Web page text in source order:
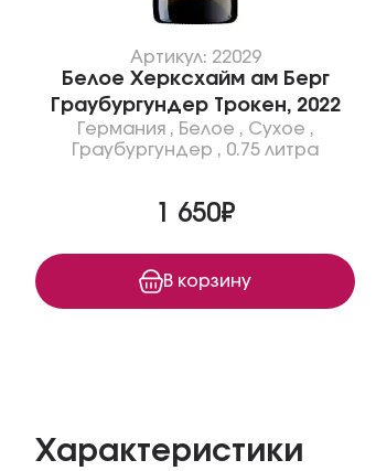
Артикул: 22029
Белое Херксхайм ам Берг
Граубургундер Трокен, 2022
Германия, Белое , Сухое ,
Граубургундер , 0.75 литра
1 650₽
В корзину
Характеристики